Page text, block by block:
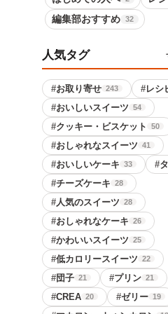
編集部おすすめ 32
人気タグ
#お取り寄せ 243 #レシ
#おいしいスイーツ 54
#クッキー・ビスケット 50
#おしゃれなスイーツ 41
#おいしいケーキ 33 #
#チーズケーキ 28
# 人気のスイーツ 28
#おしゃれなケーキ 26
#かわいいスイーツ 25
#低カロリースイーツ 22
#団子 21 #プリン 21
#CREA 20 #ゼリー 19